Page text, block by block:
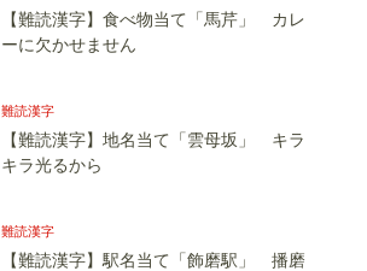
【難読漢字】食べ物当て「馬芹」 カレ
ーに欠かせません
難読漢字
【難読漢字】地名当て「雲母坂」 キラ
キラ光るから
難読漢字
【難読漢字】駅名当て「飾磨駅」 播磨